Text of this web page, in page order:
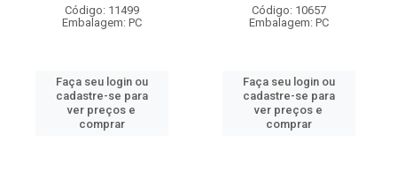
Código: 11499
Embalagem: PC
Faça seu login ou
cadastre-se para
ver preços e
comprar
Código: 10657
Embalagem: PC
Faça seu login ou
cadastre-se para
ver preços e
comprar